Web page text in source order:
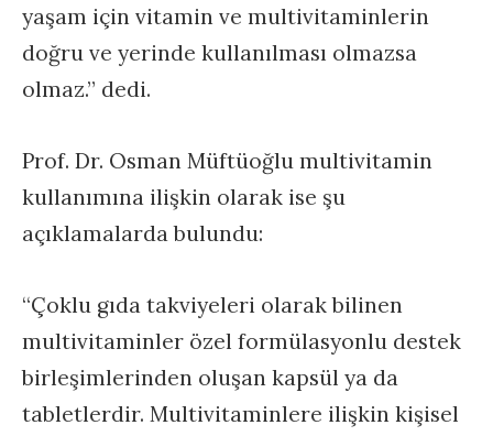
yaşam için vitamin ve multivitaminlerin
doğru ve yerinde kullanılması olmazsa
olmaz.” dedi.
Prof. Dr. Osman Müftüoğlu multivitamin
kullanımına ilişkin olarak ise şu
açıklamalarda bulundu:
“Çoklu gıda takviyeleri olarak bilinen
multivitaminler özel formülasyonlu destek
birleşimlerinden oluşan kapsül ya da
tabletlerdir. Multivitaminlere ilişkin kişisel